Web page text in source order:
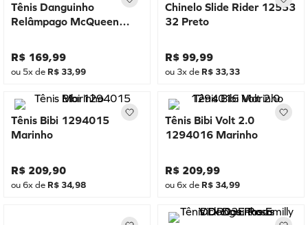
Tênis Danguinho
Relâmpago McQueen
R$ 169,99
ou 5x de R$ 33,99
Chinelo Slide Rider 12553
32 Preto
R$ 99,99
ou 3x de R$ 33,33
Tênis Bibi 1294015
Marinho
R$ 209,90
ou6x de R$ 34,98
Tênis Bibi Volt 2.0
1294016 Marinho
R$ 209,99
ou6x de R$ 34,99